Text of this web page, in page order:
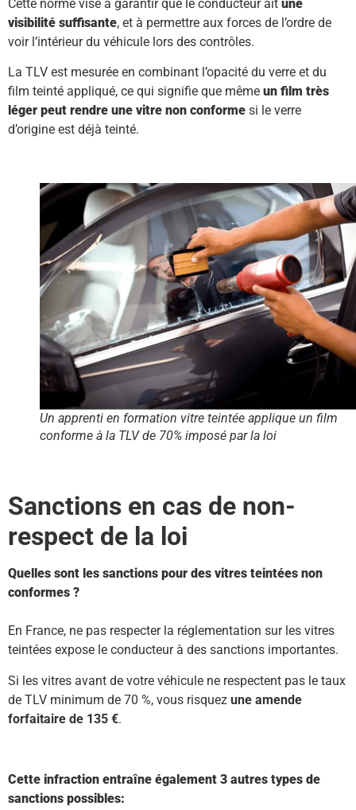
Cette norme vise à garantir que le conducteur ait une
visibilité suffisante, et à permettre aux forces de l’ordre de
voir l’intérieur du véhicule lors des contrôles.
La TLV est mesurée en combinant l’opacité du verre et du
film teinté appliqué, ce qui signifie que même un film très
léger peut rendre une vitre non conforme si le verre
d’origine est déjà teinté.
Un apprenti en formation vitre teintée applique un film
conforme à la TLV de 70% imposé par la loi
Sanctions en cas de non-
respect de la loi
Quelles sont les sanctions pour des vitres teintées non
conformes ?
En France, ne pas respecter la réglementation sur les vitres
teintées expose le conducteur à des sanctions importantes.
Si les vitres avant de votre véhicule ne respectent pas le taux
de TLV minimum de 70 %, vous risquez une amende
forfaitaire de 135 €.
Cette infraction entraîne également 3 autres types de
sanctions possibles: